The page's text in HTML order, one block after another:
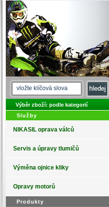
Výběr zboží: podle kategorií
Služby
NIKASIL oprava válců
Servis a úpravy tlumičů
Výměna ojnice kliky
Opravy motorů
Produkty